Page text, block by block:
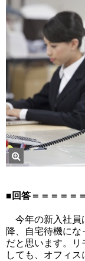
■回答＝＝＝＝＝
今年の新入社員
降、自宅待機にな
だと思います。リ
しても、オフィ